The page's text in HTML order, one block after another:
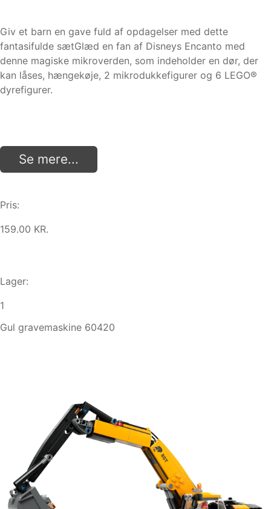
Giv et barn en gave fuld af opdagelser med dette
fantasifulde sætGlæd en fan af Disneys Encanto med
denne magiske mikroverden, som indeholder en dør, der
kan låses, hængekøje, 2 mikrodukkefigurer og 6 LEGO®
dyrefigurer.
Se mere...
Pris:
159.00 KR.
Lager:
1
Gul gravemaskine 60420